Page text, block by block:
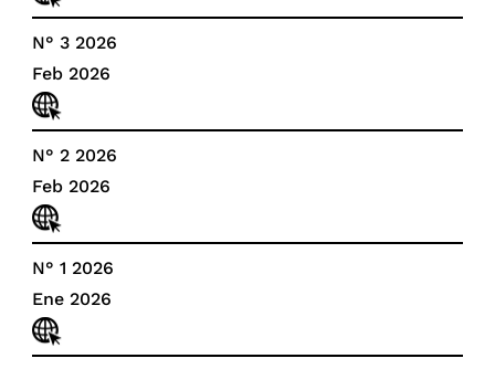
N° 3 2026
Feb 2026
N° 2 2026
Feb 2026
N° 1 2026
Ene 2026